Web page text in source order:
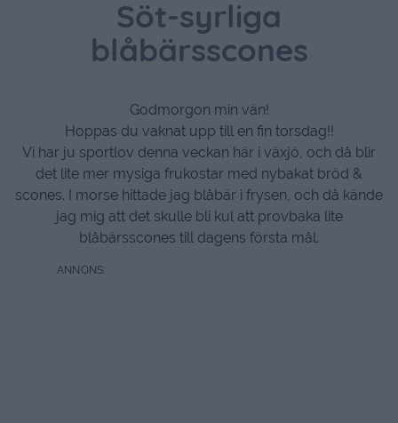
Söt-syrliga
blåbärsscones
Godmorgon min vän!
Hoppas du vaknat upp till en fin torsdag!!
Vi har ju sportlov denna veckan här i växjö, och då blir
det lite mer mysiga frukostar med nybakat bröd &
scones. I morse hittade jag blåbär i frysen, och då kände
jag mig att det skulle bli kul att provbaka lite
blåbärsscones till dagens första mål.